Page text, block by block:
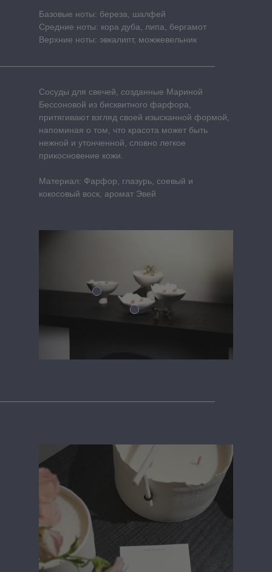
Базовые ноты: береза, шалфей
Средние ноты: кора дуба, липа, бергамот
Верхние ноты: эвкалипт, можжевельник
Сосуды для свечей, созданные Мариной
Бессоновой из бисквитного фарфора,
притягивают взгляд своей изысканной формой,
напоминая о том, что красота может быть
нежной и утонченной, словно легкое
прикосновение кожи.
Материал: Фарфор, глазурь, соевый и
кокосовый воск, аромат Эвей